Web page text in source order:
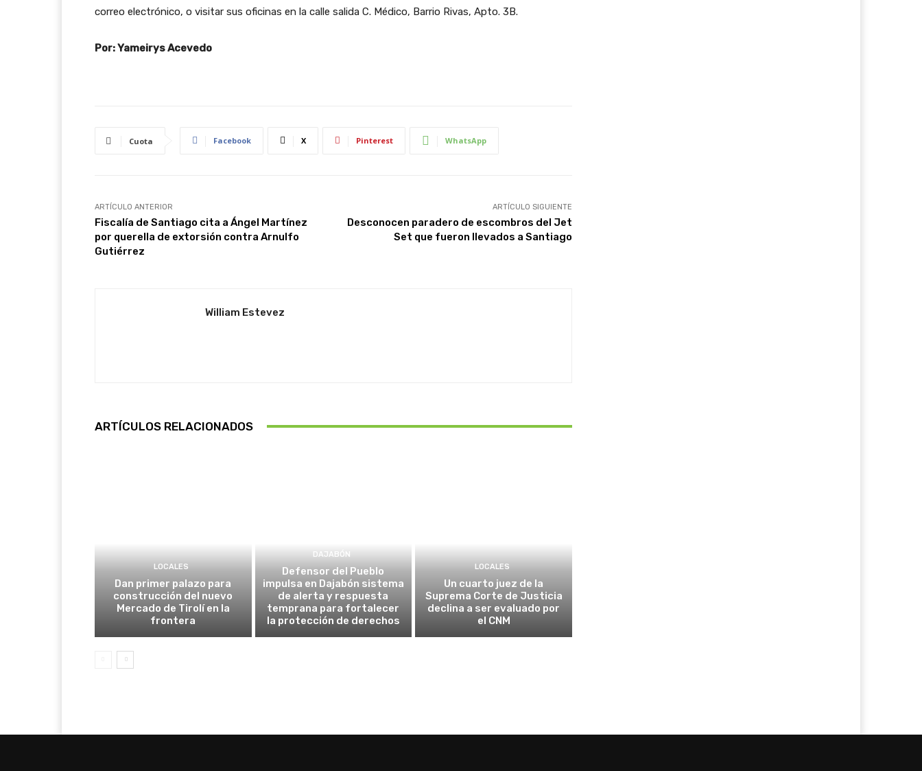
correo electrónico, o visitar sus oficinas en la calle salida C. Médico, Barrio Rivas, Apto. 3B.
Por: Yameirys Acevedo
Cuota Facebook X Pinterest WhatsApp
ARTÍCULO ANTERIOR
Fiscalía de Santiago cita a Ángel Martínez
por querella de extorsión contra Arnulfo
Gutiérrez
ARTÍCULO SIGUIENTE
Desconocen paradero de escombros del Jet
Set que fueron llevados a Santiago
William Estevez
ARTÍCULOS RELACIONADOS
LOCALES
Dan primer palazo para
construcción del nuevo
Mercado de Tirolí en la
frontera
DAJABÓN
Defensor del Pueblo
impulsa en Dajabón sistema
de alerta y respuesta
temprana para fortalecer
la protección de derechos
LOCALES
Un cuarto juez de la
Suprema Corte de Justicia
declina a ser evaluado por
el CNM